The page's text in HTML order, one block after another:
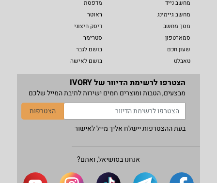
מחשב נייד
מחשב גיימינג
מסך מחשב
סמארטפון
שעון חכם
טאבלט
מדפסת
ראוטר
דיסק חיצוני
סטרימר
בושם לגבר
בושם לאישה
הצטרפו לרשימת הדיוור של IVORY
מבצעים, הטבות ומוצרים חמים ישירות לתיבת המייל שלכם
הצטרפות
בעת ההצטרפות יישלח אליך מייל לאישור
אנחנו בסושיאל, ואתם?